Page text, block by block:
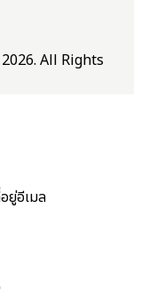
All Rights
ยู่อีเมล